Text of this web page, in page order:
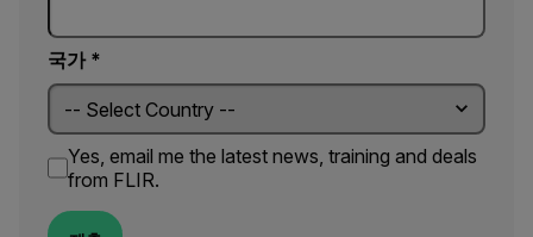
국가 *
Yes, email me the latest news, training and deals
from FLIR.